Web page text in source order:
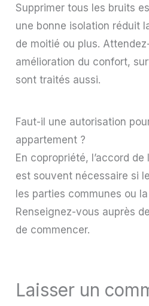
Supprimer tous les bruits
une bonne isolation réduit
de moitié ou plus.
amélioration du confort,
sont traités aussi.
Faut-il une autorisation
appartement ?
En copropriété, l’accord de
est souvent nécessaire si
les parties communes ou
Renseignez-vous auprès
de commencer.
Laisser un